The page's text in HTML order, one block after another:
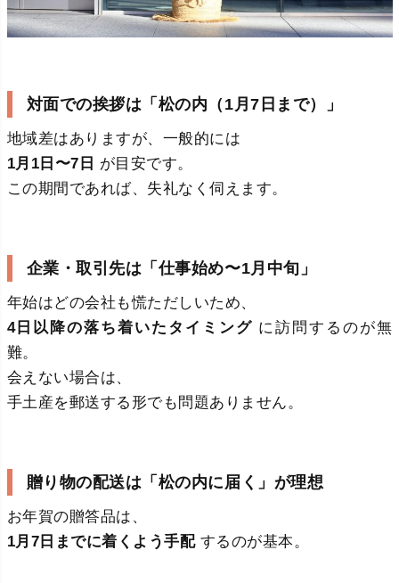
対面での挨拶は「松の内（1月7日まで）」
地域差はありますが、一般的には
1月1日〜7日 が目安です。
この期間であれば、失礼なく伺えます。
企業・取引先は「仕事始め〜1月中旬」
年始はどの会社も慌ただしいため、
4日以降の落ち着いたタイミング に訪問するのが無
難。
会えない場合は、
手土産を郵送する形でも問題ありません。
贈り物の配送は「松の内に届く」が理想
お年賀の贈答品は、
1月7日までに着くよう手配するのが基本。